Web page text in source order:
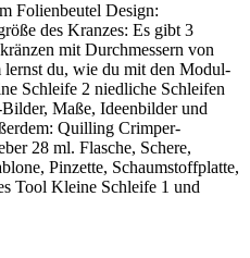
Folienbeutel Design:
des Kranzes: Es gibt 3
mit Durchmessern von
du, wie du mit den Modul-
Schleife 2 niedliche Schleifen
Maße, Ideenbilder und
Quilling Crimper-
28 ml. Flasche, Schere,
Pinzette, Schaumstoffplatte,
Tool Kleine Schleife 1 und